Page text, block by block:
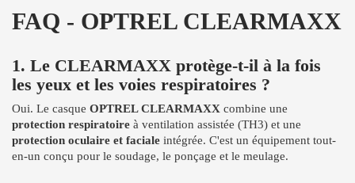
FAQ - OPTREL CLEARMAXX
1. Le CLEARMAXX protège-t-il à la fois
les yeux et les voies respiratoires ?
Oui. Le casque OPTREL CLEARMAXX combine une
protection respiratoire à ventilation assistée (TH3) et une
protection oculaire et faciale intégrée. C'est un équipement tout-
en-un conçu pour le soudage, le ponçage et le meulage.